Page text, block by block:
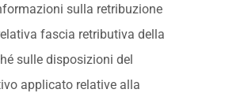
sulla retribuzione
fascia retributiva della
sulle disposizioni del
applicato relative alla